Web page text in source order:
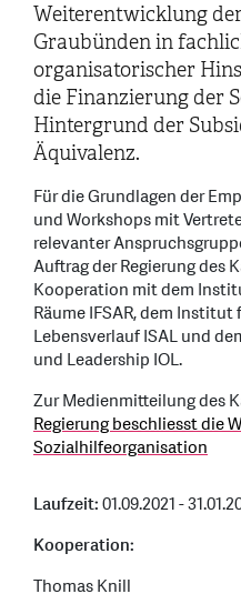
Weiterentwicklung
Graubünden in
organisatorischer
die Finanzierung der
Hintergrund der
Äquivalenz.
Für die Grundlagen der
und Workshops mit
relevanter
Auftrag der Regierung des
Kooperation mit dem
Räume IFSAR, dem
Lebensverlauf ISAL und
und Leadership IOL.
Zur Medienmitteilung des
Regierung beschliesst die
Sozialhilfeorganisation
Laufzeit:01.09.2021 -
Kooperation:
Thomas Knill